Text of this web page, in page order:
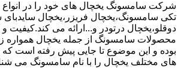
شرکت سامسونگ یخچال های خود را در انواع
تکی سامسونگ،یخچال فریزر،یخچال سایدبای
دوقلو،یخچال درتودر و...ارائه می کند.کیفیت و
محصولات سامسونگ از جمله یخچال همواره
بوده و این موضوع تا جایی پیش رفته است که
های مختلف یخچال را با نام سامسونگ می